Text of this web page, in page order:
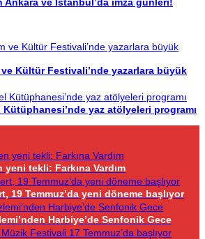
Ankara ve İstanbul’da imza günleri!
ve Kültür Festivali’nde yazarlara büyük
yaz atölyeleri programı
yeni tekli: Farkına Vardım
19 Temmuz’da yeni döneme başlıyor
Harbiye’de Senfonik Gece